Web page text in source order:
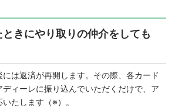
きにやり取りの仲介をしても
は返済が再開します。その際、各カード
ィーレに振り込んでいただくだけで、ア
たします（※）。